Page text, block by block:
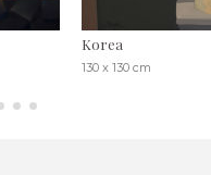
Korea
130 x 130 cm